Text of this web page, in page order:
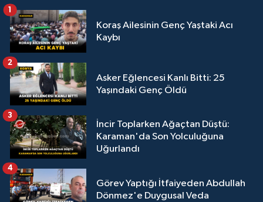
Koraş Ailesinin Genç Yaştaki Acı
Kaybı
1
Asker Eğlencesi Kanlı Bitti: 25
Yaşındaki Genç Öldü
2
İncir Toplarken Ağaçtan Düştü:
Karaman'da Son Yolculuğuna
Uğurlandı
3
Görev Yaptığı İtfaiyeden Abdullah
Dönmez'e Duygusal Veda
4